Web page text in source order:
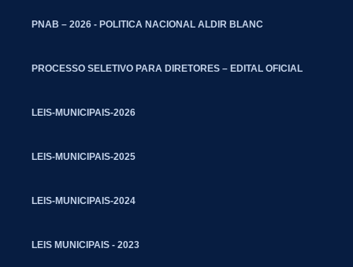
PNAB – 2026 - POLITICA NACIONAL ALDIR BLANC
PROCESSO SELETIVO PARA DIRETORES – EDITAL OFICIAL
LEIS-MUNICIPAIS-2026
LEIS-MUNICIPAIS-2025
LEIS-MUNICIPAIS-2024
LEIS MUNICIPAIS - 2023